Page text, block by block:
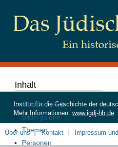
Inhalt
Inhalt von A-Z
Bildergalerie
Themen
Personen
Institut für die Geschichte der
Mehr Informationen: www.igdj-hh.de
Über uns Kontakt Impressum